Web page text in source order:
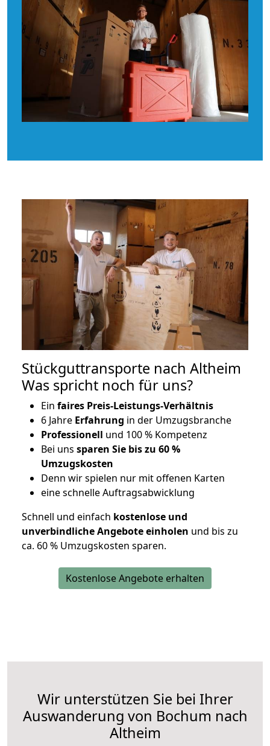
Stückguttransporte nach Altheim
Was spricht noch für uns?
Ein faires Preis-Leistungs-Verhältnis
6 Jahre Erfahrung in der Umzugsbranche
Professionell und 100 % Kompetenz
Bei uns sparen Sie bis zu 60 %
Umzugskosten
Denn wir spielen nur mit offenen Karten
eine schnelle Auftragsabwicklung
Schnell und einfach kostenlose und
unverbindliche Angebote einholen und bis zu
ca. 60 % Umzugskosten sparen.
Kostenlose Angebote erhalten
Wir unterstützen Sie bei Ihrer
Auswanderung von Bochum nach
Altheim